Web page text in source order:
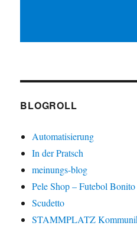
BLOGROLL
Automatisierung
In der Pratsch
meinungs-blog
Pele Shop – Futebol Bonito
Scudetto
STAMMPLATZ